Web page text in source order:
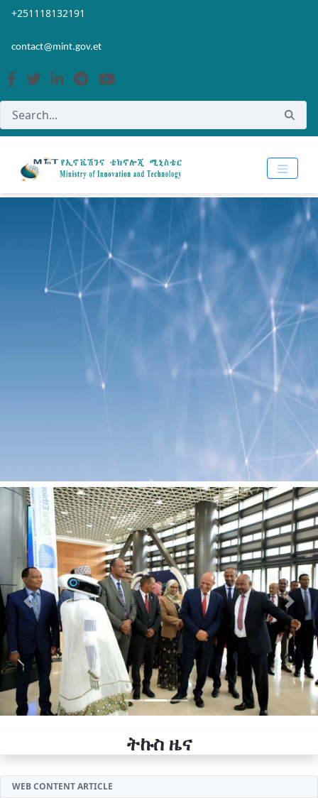
Skip to Main Content
Open Accessibility Menu
+251118132191
contact@mint.gov.et
Previous Next
ትኩስ ዜና
WEB CONTENT ARTICLE